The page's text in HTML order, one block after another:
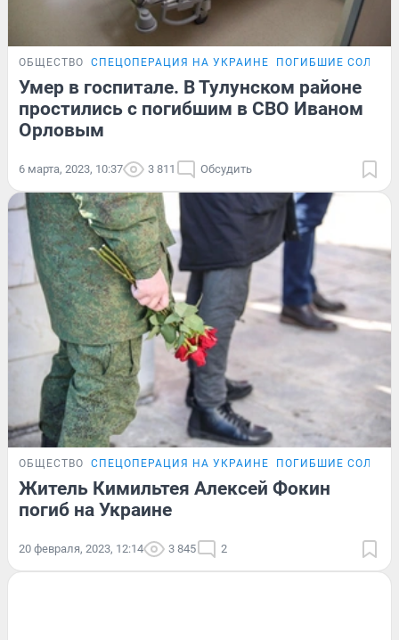
ОБЩЕСТВО СПЕЦОПЕРАЦИЯ НА УКРАИНЕ ПОГИБШИЕ
Умер в госпитале. В Тулунском районе
простились с погибшим в СВО Иваном
Орловым
6 марта, 2023, 10:37 3 811 Обсудить
ОБЩЕСТВО СПЕЦОПЕРАЦИЯ НА УКРАИНЕ ПОГИБШИЕ
Житель Кимильтея Алексей Фокин
погиб на Украине
20 февраля, 2023, 12:14 3 845 2